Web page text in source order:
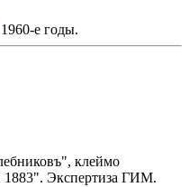
е годы.
клеймо
1883". Экспертиза ГИМ.